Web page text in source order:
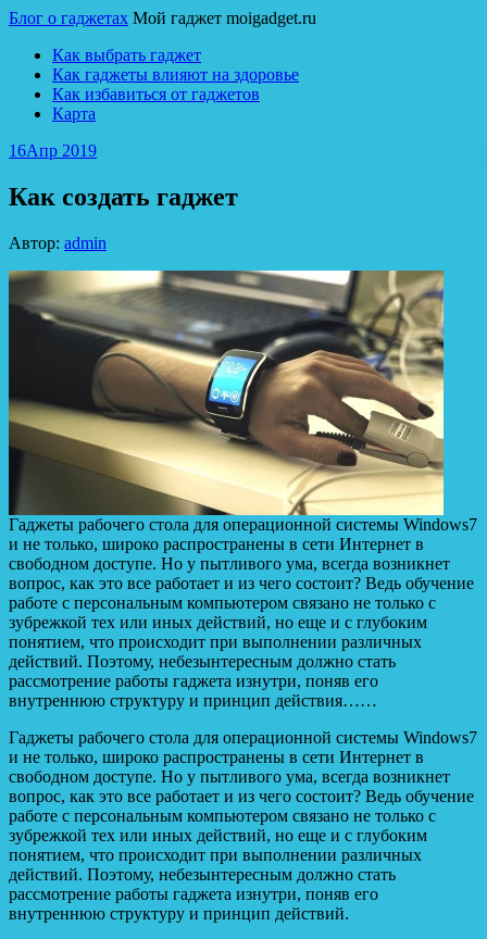
Блог о гаджетах Мой гаджет moigadget.ru
Как выбрать гаджет
Как гаджеты влияют на здоровье
Как избавиться от гаджетов
Карта
16Апр 2019
Как создать гаджет
Автор: admin
Гаджеты рабочего стола для операционной системы Windows7
и не только, широко распространены в сети Интернет в
свободном доступе. Но у пытливого ума, всегда возникнет
вопрос, как это все работает и из чего состоит? Ведь обучение
работе с персональным компьютером связано не только с
зубрежкой тех или иных действий, но еще и с глубоким
понятием, что происходит при выполнении различных
действий. Поэтому, небезынтересным должно стать
рассмотрение работы гаджета изнутри, поняв его
внутреннюю структуру и принцип действия……
Гаджеты рабочего стола для операционной системы Windows7
и не только, широко распространены в сети Интернет в
свободном доступе. Но у пытливого ума, всегда возникнет
вопрос, как это все работает и из чего состоит? Ведь обучение
работе с персональным компьютером связано не только с
зубрежкой тех или иных действий, но еще и с глубоким
понятием, что происходит при выполнении различных
действий. Поэтому, небезынтересным должно стать
рассмотрение работы гаджета изнутри, поняв его
внутреннюю структуру и принцип действий.